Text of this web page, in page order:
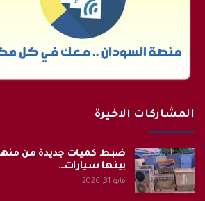
المشاركات الاخيرة
ضبط كميات جديدة من
بينها سيارات…
مايو 31, 2026